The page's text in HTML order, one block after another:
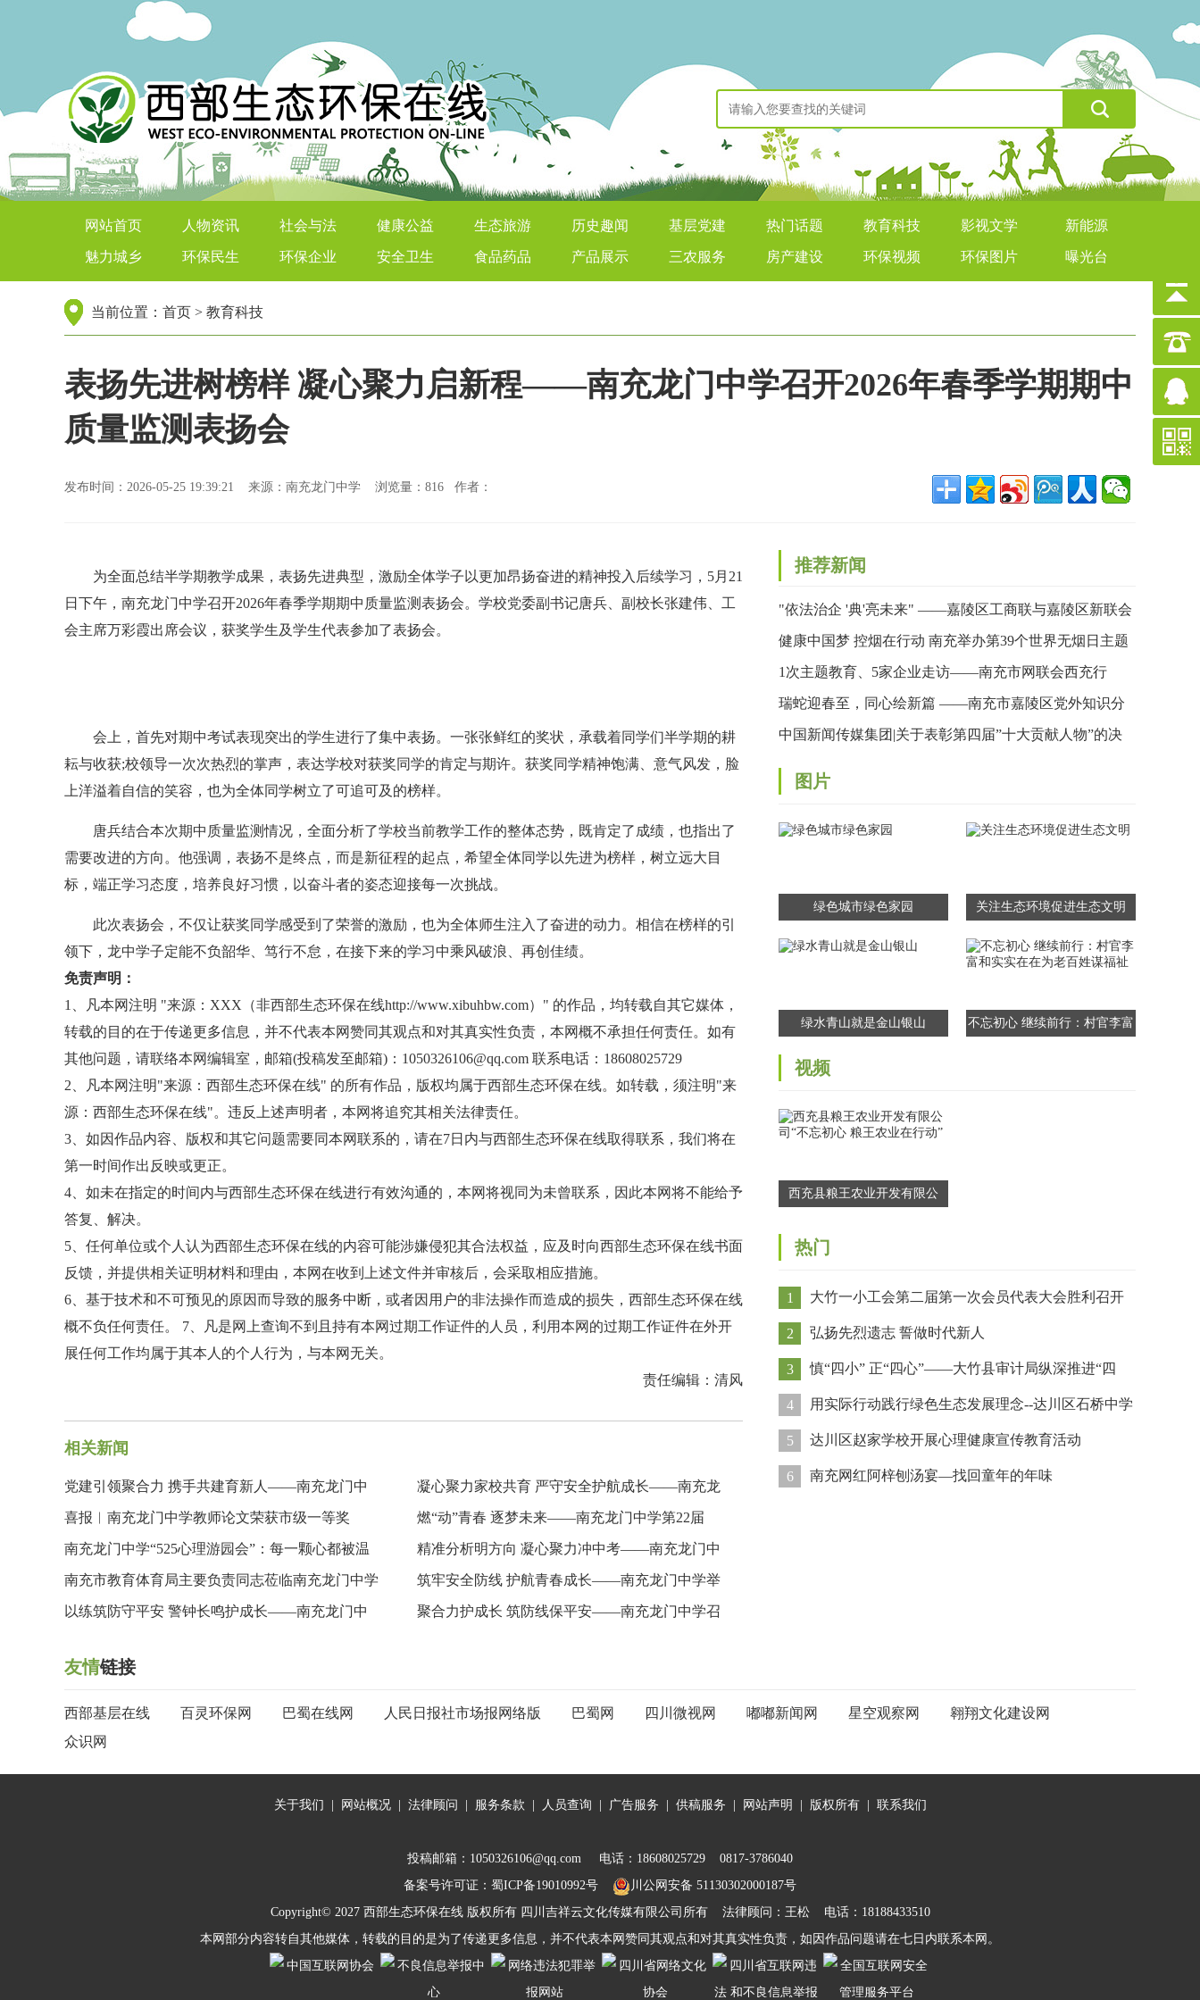
西部生态环保在线
网站首页 人物资讯 社会与法 健康公益 生态旅游 历史趣闻 基层党建 热门话题 教育科技 影视文学 新能源
魅力城乡 环保民生 环保企业 安全卫生 食品药品 产品展示 三农服务 房产建设 环保视频 环保图片 曝光台
当前位置： 首页 > 教育科技
表扬先进树榜样 凝心聚力启新程——南充龙门中学召开2026年春季学期期中
质量监测表扬会
发布时间：2026-05-25 19:39:21 来源：南充龙门中学 浏览量： 816 作者：
为全面总结半学期教学成果，表扬先进典型，激励全体学子以更加昂扬奋进的精神投入后续学习，5月21
日下午，南充龙门中学召开2026年春季学期期中质量监测表扬会。学校党委副书记唐兵、副校长张建伟、工
会主席万彩霞出席会议，获奖学生及学生代表参加了表扬会。
会上，首先对期中考试表现突出的学生进行了集中表扬。一张张鲜红的奖状，承载着同学们半学期的耕
耘与收获;校领导一次次热烈的掌声，表达学校对获奖同学的肯定与期许。获奖同学精神饱满、意气风发，脸
上洋溢着自信的笑容，也为全体同学树立了可追可及的榜样。
唐兵结合本次期中质量监测情况，全面分析了学校当前教学工作的整体态势，既肯定了成绩，也指出了
需要改进的方向。他强调，表扬不是终点，而是新征程的起点，希望全体同学以先进为榜样，树立远大目
标，端正学习态度，培养良好习惯，以奋斗者的姿态迎接每一次挑战。
此次表扬会，不仅让获奖同学感受到了荣誉的激励，也为全体师生注入了奋进的动力。相信在榜样的引
领下，龙中学子定能不负韶华、笃行不怠，在接下来的学习中乘风破浪、再创佳绩。
免责声明：
1、凡本网注明 "来源：XXX（非西部生态环保在线http://www.xibuhbw.com）" 的作品，均转载自其它媒体，
转载的目的在于传递更多信息，并不代表本网赞同其观点和对其真实性负责，本网概不承担任何责任。如有
其他问题，请联络本网编辑室，邮箱(投稿发至邮箱)：1050326106@qq.com 联系电话：18608025729
2、凡本网注明"来源：西部生态环保在线" 的所有作品，版权均属于西部生态环保在线。如转载，须注明"来
源：西部生态环保在线"。违反上述声明者，本网将追究其相关法律责任。
3、如因作品内容、版权和其它问题需要同本网联系的，请在7日内与西部生态环保在线取得联系，我们将在
第一时间作出反映或更正。
4、如未在指定的时间内与西部生态环保在线进行有效沟通的，本网将视同为未曾联系，因此本网将不能给予
答复、解决。
5、任何单位或个人认为西部生态环保在线的内容可能涉嫌侵犯其合法权益，应及时向西部生态环保在线书面
反馈，并提供相关证明材料和理由，本网在收到上述文件并审核后，会采取相应措施。
6、基于技术和不可预见的原因而导致的服务中断，或者因用户的非法操作而造成的损失，西部生态环保在线
概不负任何责任。 7、凡是网上查询不到且持有本网过期工作证件的人员，利用本网的过期工作证件在外开
展任何工作均属于其本人的个人行为，与本网无关。
责任编辑：清风
相关新闻
党建引领聚合力 携手共建育新人——南充龙门中 凝心聚力家校共育 严守安全护航成长——南充龙
喜报︱南充龙门中学教师论文荣获市级一等奖 燃“动”青春 逐梦未来——南充龙门中学第22届
南充龙门中学“525心理游园会”：每一颗心都被温 精准分析明方向 凝心聚力冲中考——南充龙门中
南充市教育体育局主要负责同志莅临南充龙门中学 筑牢安全防线 护航青春成长——南充龙门中学举
以练筑防守平安 警钟长鸣护成长——南充龙门中 聚合力护成长 筑防线保平安——南充龙门中学召
推荐新闻
"依法治企 '典'亮未来" ——嘉陵区工商联与嘉陵区新联会
联合举办民法典专题讲座
健康中国梦 控烟在行动 南充举办第39个世界无烟日主题
宣传暨健步行活动
1次主题教育、5家企业走访——南充市网联会西充行
的“思想”与“视野”双收获
瑞蛇迎春至，同心绘新篇 ——南充市嘉陵区党外知识分
子联谊会成功举办2024年度工作总结暨蛇年新春联欢会
中国新闻传媒集团|关于表彰第四届”十大贡献人物”的决
定
图片
绿色城市绿色家园 关注生态环境促进生态文明
绿水青山就是金山银山
不忘初心 继续前行：村官李富
视频
西充县粮王农业开发有限公
热门
1 大竹一小工会第二届第一次会员代表大会胜利召开
2 弘扬先烈遗志 誓做时代新人
3 慎“四小” 正“四心”——大竹县审计局纵深推进“四
心”作风问题教育整顿
4 用实际行动践行绿色生态发展理念--达川区石桥中学
开展植树绿化活动
5 达川区赵家学校开展心理健康宣传教育活动
6 南充网红阿梓刨汤宴—找回童年的年味
友情链接
西部基层在线 百灵环保网 巴蜀在线网 人民日报社市场报网络版 巴蜀网 四川微视网 嘟嘟新闻网 星空观察网
翱翔文化建设网
众识网
关于我们 网站概况| 法律顾问 服务条款 人员查询 广告服务 供稿服务 网站声明 版权所有| 联系我们
投稿邮箱：1050326106@qq.com 电话：18608025729 0817-3786040
备案号许可证： 蜀ICP备19010992号
川公网安备 51130302000187号
Copyright© 2027 西部生态环保在线版权所有 四川吉祥云文化传媒有限公司所有 法律顾问：王松 电话：18188433510
本网部分内容转自其他媒体，转载的目的是为了传递更多信息，并不代表本网赞同其观点和对其真实性负责，如因作品问题请在七日内联系本网。